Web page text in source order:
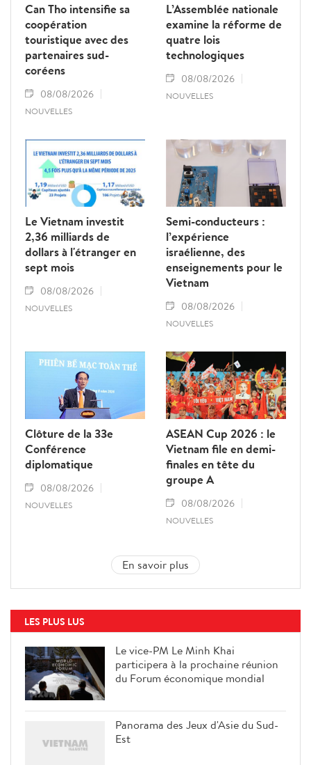
Can Tho intensifie sa
coopération
touristique avec des
partenaires sud-
coréens
08/08/2026
NOUVELLES
L’Assemblée nationale
examine la réforme de
quatre lois
technologiques
08/08/2026
NOUVELLES
Le Vietnam investit
2,36 milliards de
dollars à l'étranger en
sept mois
08/08/2026
NOUVELLES
Semi-conducteurs :
l’expérience
israélienne, des
enseignements pour le
Vietnam
08/08/2026
NOUVELLES
Clôture de la 33e
Conférence
diplomatique
08/08/2026
NOUVELLES
ASEAN Cup 2026 : le
Vietnam file en demi-
finales en tête du
groupe A
08/08/2026
NOUVELLES
En savoir plus
LES PLUS LUS
Le vice-PM Le Minh Khai
participera à la prochaine réunion
du Forum économique mondial
Panorama des Jeux d'Asie du Sud-
Est